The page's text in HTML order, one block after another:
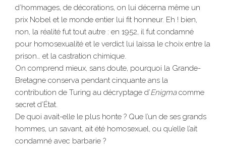
d’hommages, de décorations, on lui décerna même un
prix Nobel et le monde entier lui fit honneur. Eh ! bien,
non, la réalité fut tout autre : en 1952, il fut condamné
pour homosexualité et le verdict lui laissa le choix entre la
prison… et la castration chimique.
On comprend mieux, sans doute, pourquoi la Grande-
Bretagne conserva pendant cinquante ans la
contribution de Turing au décryptage d’Enigmacomme
secret d’État.
De quoi avait-elle le plus honte ? Que l’un de ses grands
hommes, un savant, ait été homosexuel, ou qu’elle l’ait
condamné avec barbarie ?